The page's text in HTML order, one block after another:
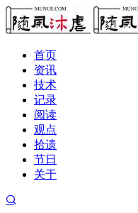
首页
资讯
技术
记录
阅读
观点
拾遗
节日
关于